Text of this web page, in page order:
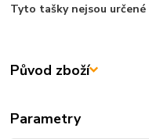
Tyto tašky nejsou
Původ zboží
Parametry